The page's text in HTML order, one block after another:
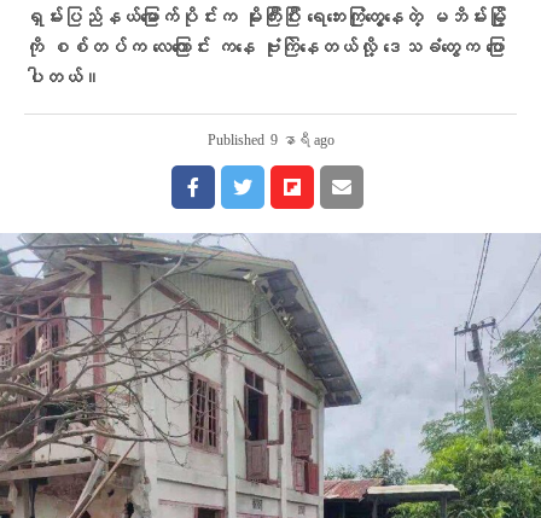
ရှမ်းပြည်နယ်မြောက်ပိုင်းက မိုးကြီးပြီး ရေဘေးကြုံတွေ့နေတဲ့ မဘိမ်းမြို့
ကို စစ်တပ်က လေကြောင်း ကနေ ဗုံးကြဲနေတယ်လို့ ဒေသခံတွေက ပြော
ပါတယ်။
Published 9 နာရီ ago